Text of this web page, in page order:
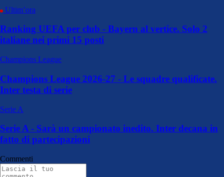
Ultim’ora
Ranking UEFA per club - Bayern al vertice. Solo 2
italiane nei primi 15 posti
Champions League
Champions League 2026-27 - Le squadre qualificate.
Inter testa di serie
Serie A
Serie A - Sarà un campionato inedito. Inter decana in
fatto di partecipazioni
Commenti